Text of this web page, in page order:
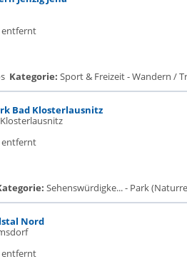
entfernt
Kategorie: Sport & Freizeit - Wandern /
Bad Klosterlausnitz
entfernt
Sehenswürdigke... - Park
Nord
entfernt